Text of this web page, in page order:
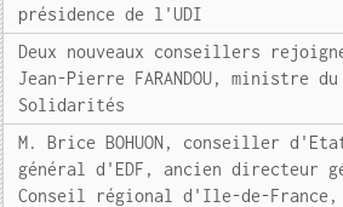
présidence de l'UDI
Deux nouveaux conseillers
Jean-Pierre FARANDOU, ministre
Solidarités
M. Brice BOHUON, conseiller
général d'EDF, ancien directeur
Conseil régional d'Ile-de-